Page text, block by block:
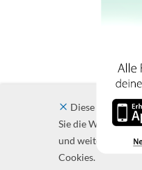
Diese Website
Sie die Website
und weiter
Cookies.